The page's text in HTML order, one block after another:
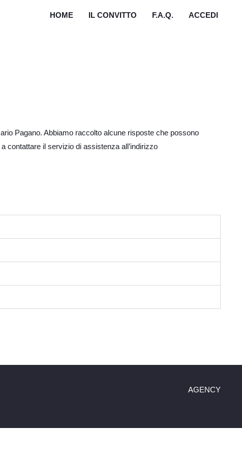
HOME IL CONVITTO F.A.Q. ACCEDI
Pagano. Abbiamo raccolto alcune risposte che possono
contattare il servizio di assistenza all’indirizzo
AGENCY